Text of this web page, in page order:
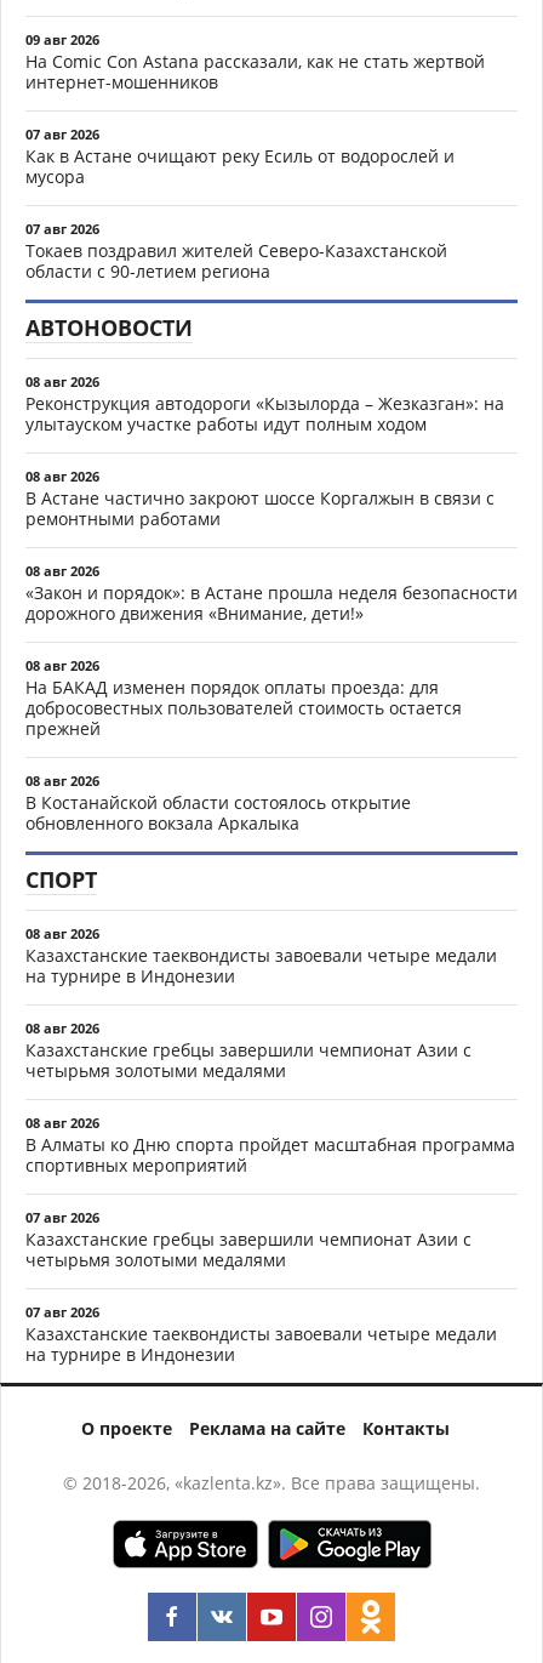
09 авг 2026
На Comic Con Astana рассказали, как не стать жертвой
интернет-мошенников
07 авг 2026
Как в Астане очищают реку Есиль от водорослей и
мусора
07 авг 2026
Токаев поздравил жителей Северо-Казахстанской
области с 90-летием региона
АВТОНОВОСТИ
08 авг 2026
Реконструкция автодороги «Кызылорда – Жезказган»: на
улытауском участке работы идут полным ходом
08 авг 2026
В Астане частично закроют шоссе Коргалжын в связи с
ремонтными работами
08 авг 2026
«Закон и порядок»: в Астане прошла неделя безопасности
дорожного движения «Внимание, дети!»
08 авг 2026
На БАКАД изменен порядок оплаты проезда: для
добросовестных пользователей стоимость остается
прежней
08 авг 2026
В Костанайской области состоялось открытие
обновленного вокзала Аркалыка
СПОРТ
08 авг 2026
Казахстанские таеквондисты завоевали четыре медали
на турнире в Индонезии
08 авг 2026
Казахстанские гребцы завершили чемпионат Азии с
четырьмя золотыми медалями
08 авг 2026
В Алматы ко Дню спорта пройдет масштабная программа
спортивных мероприятий
07 авг 2026
Казахстанские гребцы завершили чемпионат Азии с
четырьмя золотыми медалями
07 авг 2026
Казахстанские таеквондисты завоевали четыре медали
на турнире в Индонезии
О проекте Реклама на сайте Контакты
© 2018-2026, «kazlenta.kz». Все права защищены.